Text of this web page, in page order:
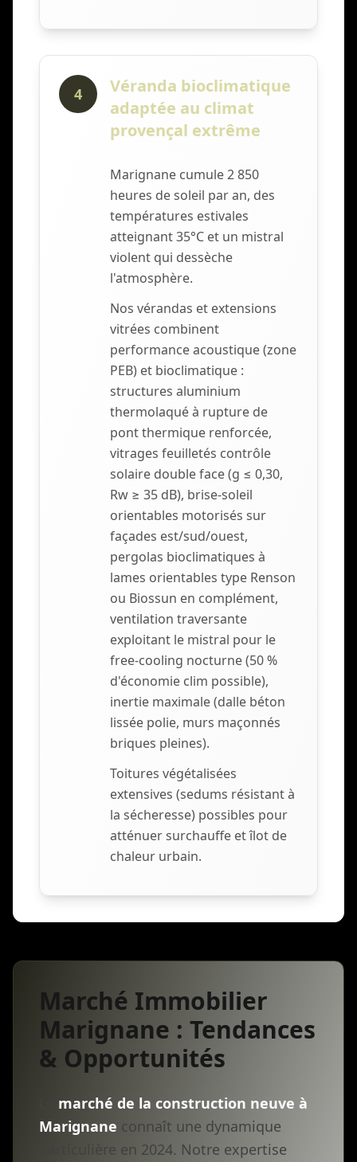
4
Véranda bioclimatique
adaptée au climat
provençal extrême
Marignane cumule 2 850
heures de soleil par an, des
températures estivales
atteignant 35°C et un mistral
violent qui dessèche
l'atmosphère.
Nos vérandas et extensions
vitrées combinent
performance acoustique (zone
PEB) et bioclimatique :
structures aluminium
thermolaqué à rupture de
pont thermique renforcée,
vitrages feuilletés contrôle
solaire double face (g ≤ 0,30,
Rw ≥ 35 dB), brise-soleil
orientables motorisés sur
façades est/sud/ouest,
pergolas bioclimatiques à
lames orientables type Renson
ou Biossun en complément,
ventilation traversante
exploitant le mistral pour le
free-cooling nocturne (50 %
d'économie clim possible),
inertie maximale (dalle béton
lissée polie, murs maçonnés
briques pleines).
Toitures végétalisées
extensives (sedums résistant à
la sécheresse) possibles pour
atténuer surchauffe et îlot de
chaleur urbain.
Marché Immobilier
Marignane : Tendances
& Opportunités
marché de la construction neuve à
Marignane connaît une dynamique
particulière en 2024. Notre expertise